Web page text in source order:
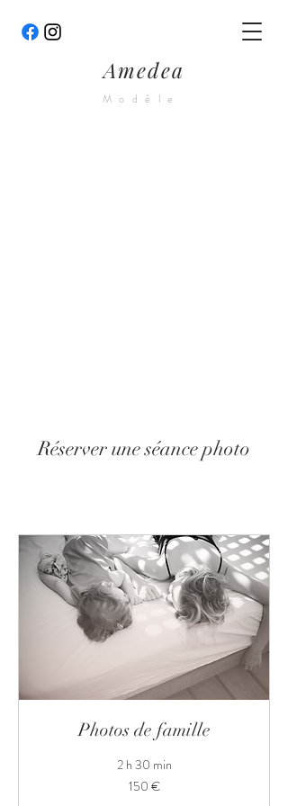
Amedea
Modèle
Réserver une séance photo
Photos de famille
2 h 30 min
150 €